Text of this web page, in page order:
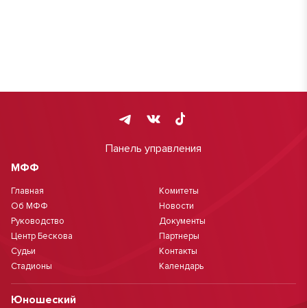
Панель управления
МФФ
Главная
Об МФФ
Руководство
Центр Бескова
Судьи
Стадионы
Комитеты
Новости
Документы
Партнеры
Контакты
Календарь
Юношеский